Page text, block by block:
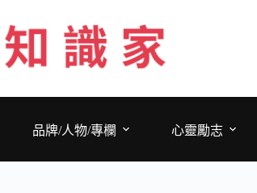
至
主
要
品牌/人物/專欄
心靈勵志